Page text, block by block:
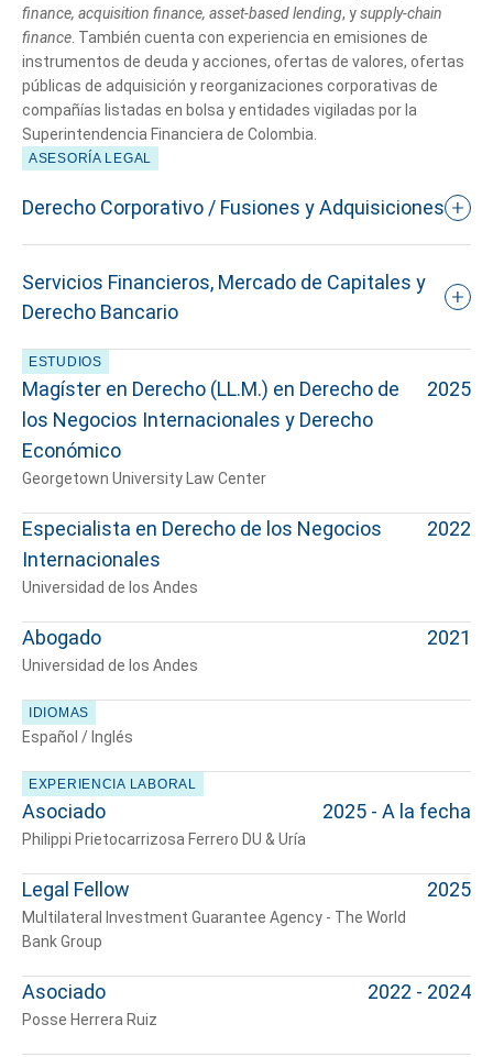
finance, acquisition finance, asset-basedlending, ysupply-chain
finance . También cuenta con experiencia en emisiones de
instrumentos de deuda y acciones, ofertas de valores, ofertas
públicas de adquisición y reorganizaciones corporativas de
compañías listadas en bolsa y entidades vigiladas por la
Superintendencia Financiera de Colombia.
ASESORÍA LEGAL
Derecho Corporativo / Fusiones y Adquisiciones
Servicios Financieros, Mercado de Capitales y
Derecho Bancario
ESTUDIOS
Magíster en Derecho (LL.M.) en Derecho de
los Negocios Internacionales y Derecho
Económico
Georgetown University Law Center
2025
Especialista en Derecho de los Negocios
Internacionales
Universidad de los Andes
2022
Abogado
Universidad de los Andes
2021
IDIOMAS
Español / Inglés
EXPERIENCIA LABORAL
Asociado
Philippi Prietocarrizosa Ferrero DU & Uría
2025 - A la fecha
Legal Fellow
Multilateral Investment Guarantee Agency - The World
Bank Group
2025
Asociado
Posse Herrera Ruiz
2022 - 2024